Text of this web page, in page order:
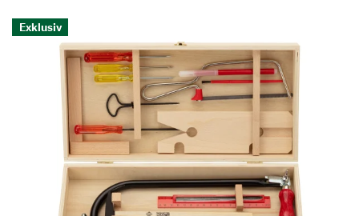
Exklusiv